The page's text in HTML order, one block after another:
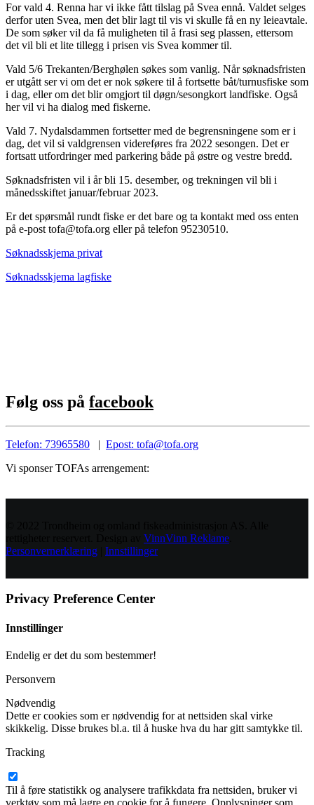
For vald 4. Renna har vi ikke fått tilslag på Svea ennå. Valdet selges
derfor uten Svea, men det blir lagt til vis vi skulle få en ny leieavtale.
De som søker vil da få muligheten til å frasi seg plassen, ettersom
det vil bli et lite tillegg i prisen vis Svea kommer til.
Vald 5/6 Trekanten/Berghølen søkes som vanlig. Når søknadsfristen
er utgått ser vi om det er nok søkere til å fortsette båt/turnusfiske som
i dag, eller om det blir omgjort til døgn/sesongkort landfiske. Også
her vil vi ha dialog med fiskerne.
Vald 7. Nydalsdammen fortsetter med de begrensningene som er i
dag, det vil si valdgrensen videreføres fra 2022 sesongen. Det er
fortsatt utfordringer med parkering både på østre og vestre bredd.
Søknadsfristen vil i år bli 15. desember, og trekningen vil bli i
månedsskiftet januar/februar 2023.
Er det spørsmål rundt fiske er det bare og ta kontakt med oss enten
på e-post tofa@tofa.org eller på telefon 95230510.
Søknadsskjema privat
Søknadsskjema lagfiske
Følg oss på facebook
Telefon: 73965580 | Epost: tofa@tofa.org
Vi sponser TOFAs arrengement:
VinnVinn Reklame
Personvernerklæring
Innstillinger
Privacy Preference Center
Innstillinger
Endelig er det du som bestemmer!
Personvern
Nødvendig
Dette er cookies som er nødvendig for at nettsiden skal virke
skikkelig. Disse brukes bl.a. til å huske hva du har gitt samtykke til.
Tracking
Til å føre statistikk og analysere trafikkdata fra nettsiden, bruker vi
verktøy som må lagre en cookie for å fungere. Opplysninger som